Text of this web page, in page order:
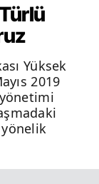
Yüksek
2019